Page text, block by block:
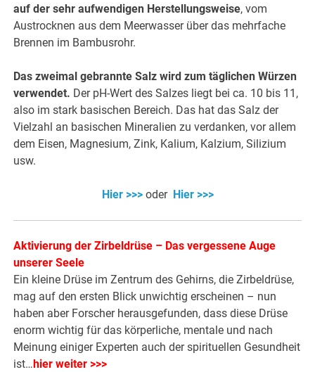
auf der sehr aufwendigen Herstellungsweise, vom
Austrocknen aus dem Meerwasser über das mehrfache
Brennen im Bambusrohr.
Das zweimal gebrannte Salz wird zum täglichen Würzen
verwendet. Der pH-Wert des Salzes liegt bei ca. 10 bis 11,
also im stark basischen Bereich. Das hat das Salz der
Vielzahl an basischen Mineralien zu verdanken, vor allem
dem Eisen, Magnesium, Zink, Kalium, Kalzium, Silizium
usw.
Hier >>>oder Hier >>>
Aktivierung der Zirbeldrüse – Das vergessene Auge
unserer Seele
Ein kleine Drüse im Zentrum des Gehirns, die Zirbeldrüse,
mag auf den ersten Blick unwichtig erscheinen – nun
haben aber Forscher herausgefunden, dass diese Drüse
enorm wichtig für das körperliche, mentale und nach
Meinung einiger Experten auch der spirituellen Gesundheit
ist… hier weiter >>>